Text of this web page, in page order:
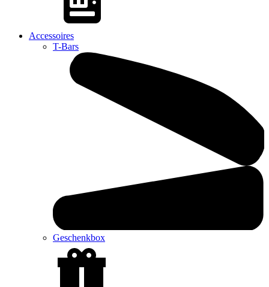
Accessoires
T-Bars
Geschenkbox